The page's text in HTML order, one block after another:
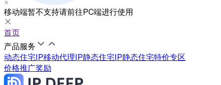
移动端暂不支持请前往PC端进行使用
首页
产品服务
动态住宅IP移动代理IP静态住宅IP静态住宅特价专区
价格推广奖励